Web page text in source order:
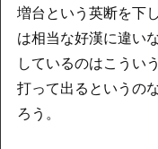
増台という英断を下
は相当な好漢に違い
しているのはこうい
打って出るというの
ろう。